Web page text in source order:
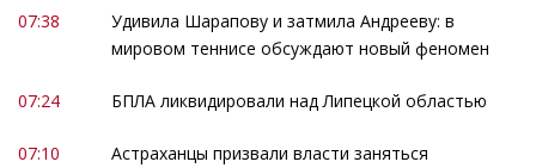
07:38
Удивила Шарапову и затмила Андрееву: в
мировом теннисе обсуждают новый феномен
07:24 БПЛА ликвидировали над Липецкой областью
07:10
Астраханцы призвали власти заняться